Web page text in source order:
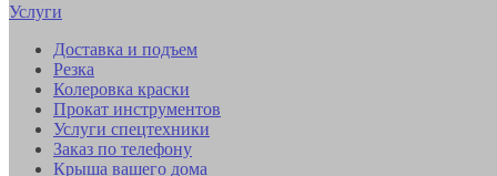
Услуги
Доставка и подъем
Резка
Колеровка краски
Прокат инструментов
Услуги спецтехники
Заказ по телефону
Крыша вашего дома